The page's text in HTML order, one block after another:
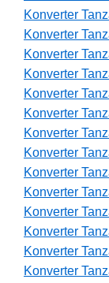
Konverter
Konverter
Konverter
Konverter
Konverter
Konverter
Konverter
Konverter
Konverter
Konverter
Konverter
Konverter
Konverter
Konverter